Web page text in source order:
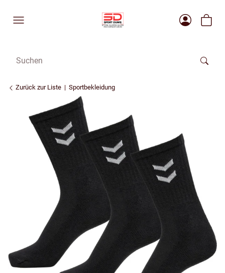
Zurück zur Liste Sportbekleidung